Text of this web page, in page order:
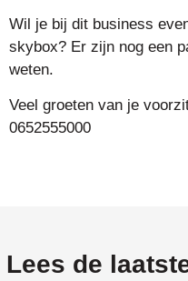
Wil je bij dit business
skybox? Er zijn nog een
weten.
Veel groeten van je
0652555000
Lees de